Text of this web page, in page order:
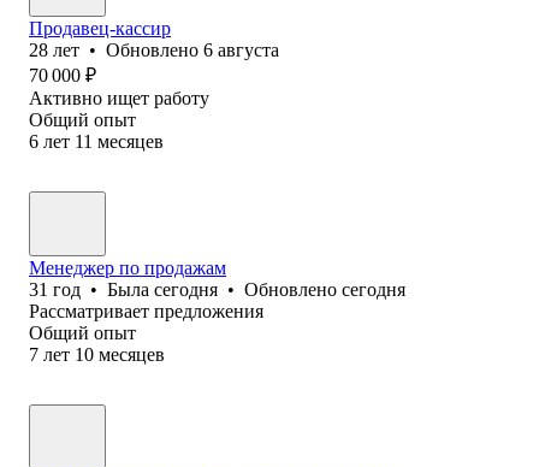
Продавец-кассир
28 лет • Обновлено 6 августа
70 000 ₽
Активно ищет работу
Общий опыт
6 лет 11 месяцев
Менеджер по продажам
31 год • Была сегодня • Обновлено сегодня
Рассматривает предложения
Общий опыт
7 лет 10 месяцев